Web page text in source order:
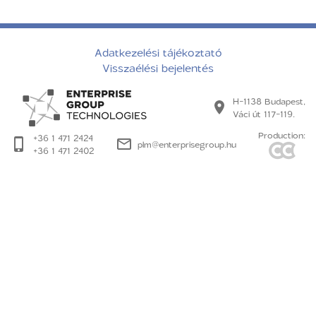
Adatkezelési tájékoztató
Visszaélési bejelentés
H-1138 Budapest,
Váci út 117-119.
+36 1 471 2424
+36 1 471 2402
plm@enterprisegroup.hu
Production: